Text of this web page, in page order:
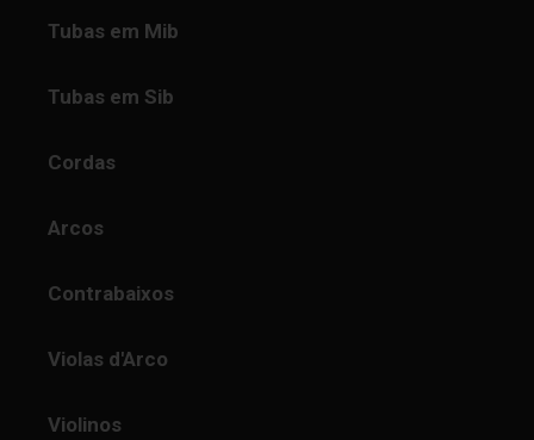
Tubas em Mib
Tubas em Sib
Cordas
Arcos
Contrabaixos
Violas d'Arco
Violinos